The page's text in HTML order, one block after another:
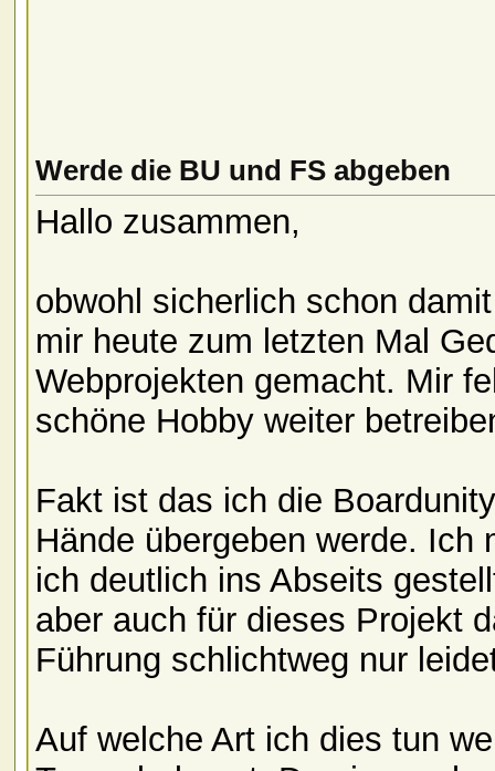
Werde die BU und FS abgeben
Hallo zusammen,
obwohl sicherlich schon
mir heute zum letzten Mal
Webprojekten gemacht. Mir
schöne Hobby weiter
Fakt ist das ich die
Hände übergeben werde.
ich deutlich ins Abseits
aber auch für dieses Projekt
Führung schlichtweg nur
Auf welche Art ich dies tun